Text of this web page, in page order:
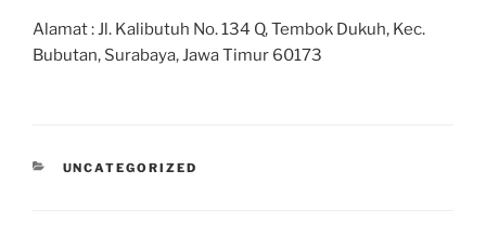
Alamat : Jl. Kalibutuh No. 134 Q, Tembok Dukuh, Kec.
Bubutan, Surabaya, Jawa Timur 60173
UNCATEGORIZED